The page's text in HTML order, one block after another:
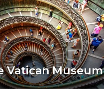
Vatican Museum